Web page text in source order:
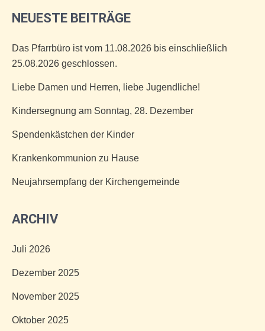
NEUESTE BEITRÄGE
Das Pfarrbüro ist vom 11.08.2026 bis einschließlich
25.08.2026 geschlossen.
Liebe Damen und Herren, liebe Jugendliche!
Kindersegnung am Sonntag, 28. Dezember
Spendenkästchen der Kinder
Krankenkommunion zu Hause
Neujahrsempfang der Kirchengemeinde
ARCHIV
Juli 2026
Dezember 2025
November 2025
Oktober 2025